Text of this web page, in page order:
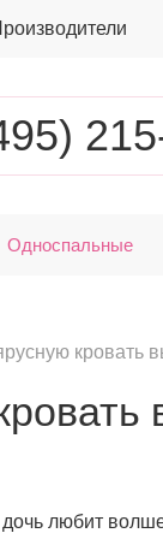
Односпальные
кровать
любит